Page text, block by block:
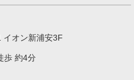
イオン新浦安3F
歩 約4分